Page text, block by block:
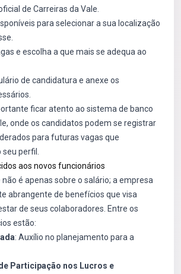
de Carreiras da Vale.
para selecionar a sua localização
e escolha a que mais se adequa ao
de candidatura e anexe os
ficar atento ao sistema de banco
onde os candidatos podem se registrar
para futuras vagas que
perfil.
aos novos funcionários
é apenas sobre o salário; a empresa
abrangente de benefícios que visa
de seus colaboradores. Entre os
estão:
: Auxílio no planejamento para a
Participação nos Lucros e